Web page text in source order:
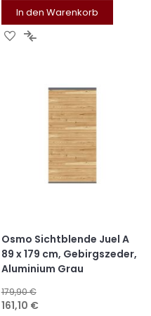
In den Warenkorb
ZURZUR
Osmo Sichtblende Juel A
89 x 179 cm, Gebirgszeder,
Aluminium Grau
179,90 €
Sonderangebot
161,10 €